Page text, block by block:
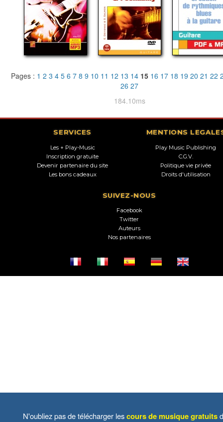
Pages : 1 2 3 4 5 6 7 8 9 10 11 12 13 14 15 16 17 18 19 20 21 22
26 27
184.10ms
SERVICES
Les + Play-Music
Inscription gratuite
Devenir partenaire du site
Les bons cadeaux
MENTIONS
Play Music Publishing
C.G.V.
Politique vie privée
Droits d'utilisation
SUIVEZ-NOUS
Facebook
Twitter
Auteurs
Nos partenaires
N'oubliez pas de télécharger lescours de musique gratuits